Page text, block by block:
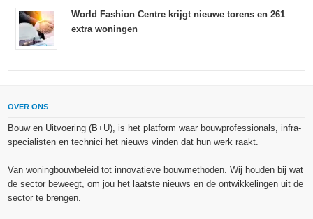
World Fashion Centre krijgt nieuwe torens en 261
extra woningen
OVER ONS
Bouw en Uitvoering (B+U), is het platform waar bouwprofessionals, infra-
specialisten en technici het nieuws vinden dat hun werk raakt.
Van woningbouwbeleid tot innovatieve bouwmethoden. Wij houden bij wat
de sector beweegt, om jou het laatste nieuws en de ontwikkelingen uit de
sector te brengen.